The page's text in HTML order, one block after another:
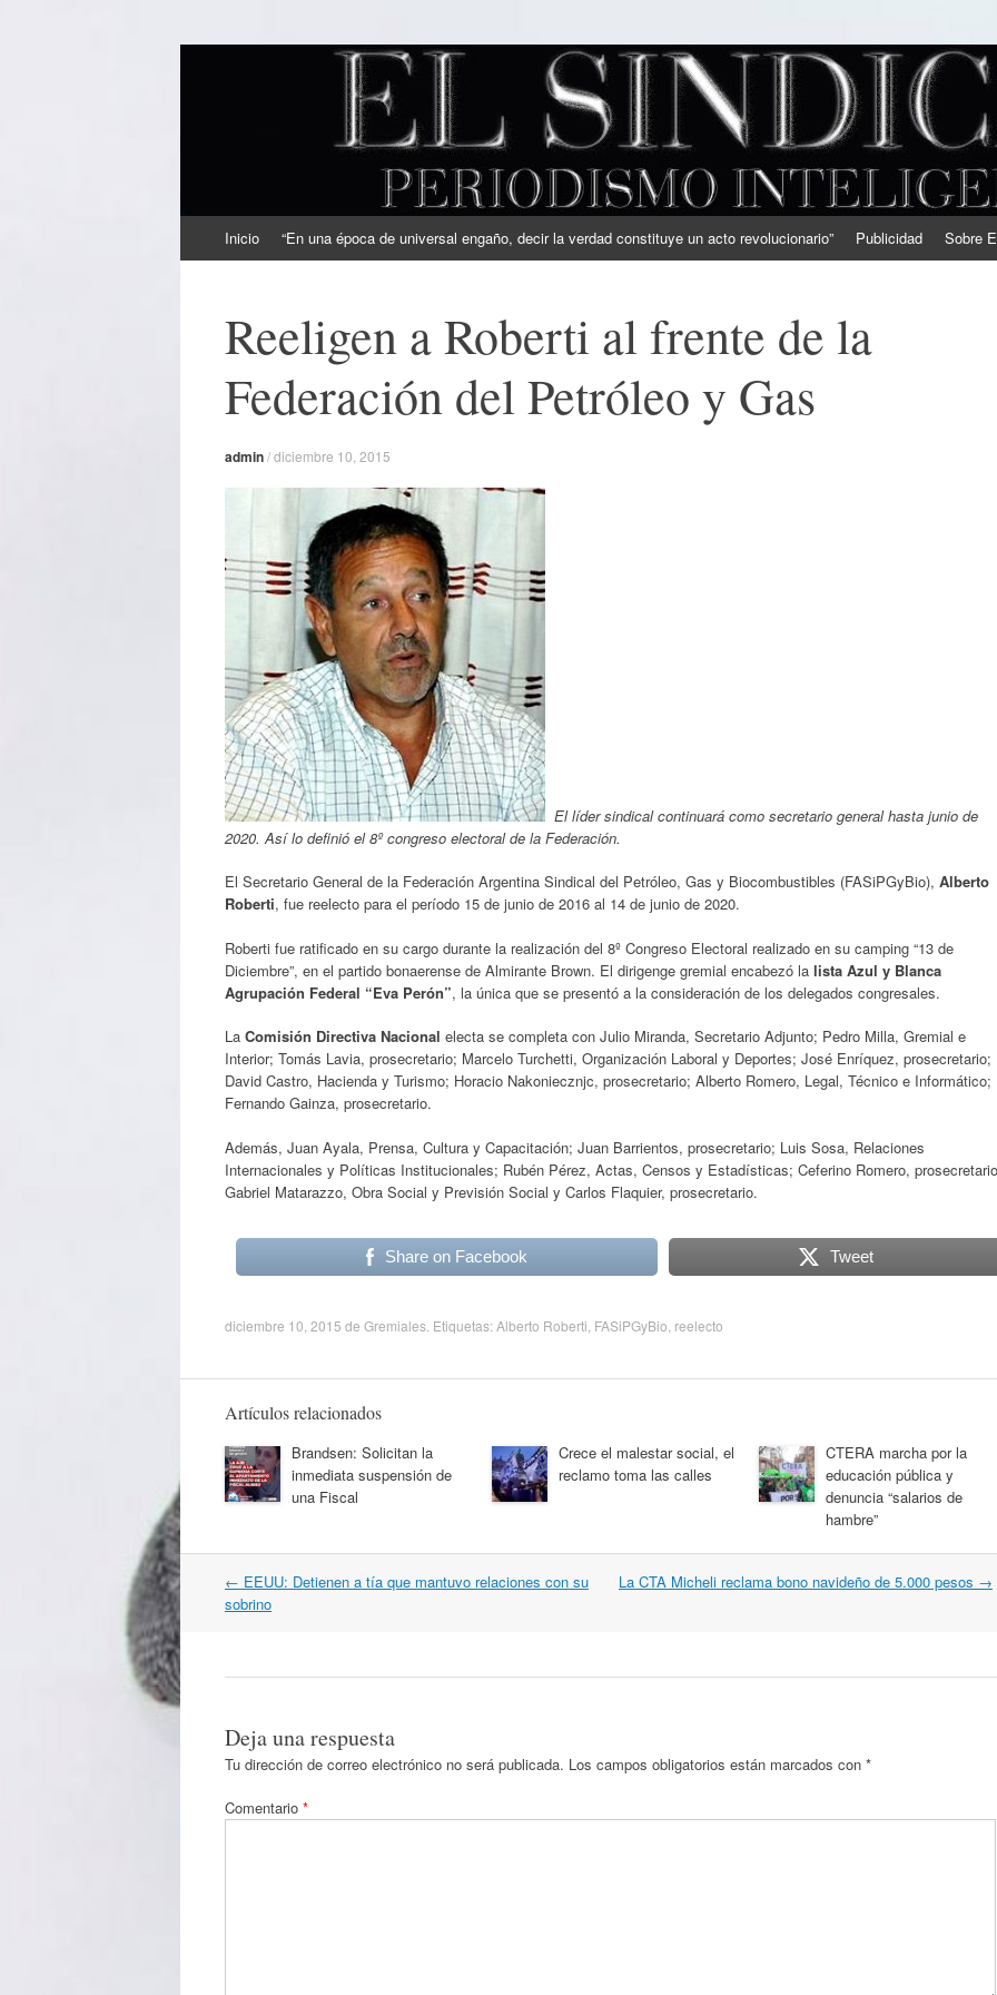
EL SINDICAL
Periodismo Inteligente
al
Inicio “En una época de universal engaño, decir la verdad constituye un acto revolucionario” Publicidad Sobre
Reeligen a Roberti al frente de la
Federación del Petróleo y Gas
admin/diciembre 10, 2015
El líder sindical continuará como secretario general hasta junio de
2020. Así lo definió el 8º congreso electoral de la Federación.
El Secretario General de la Federación Argentina Sindical del Petróleo, Gas y Biocombustibles (FASiPGyBio), Alberto
Roberti, fue reelecto para el período 15 de junio de 2016 al 14 de junio de 2020.
Roberti fue ratificado en su cargo durante la realización del 8º Congreso Electoral realizado en su camping “13 de
Diciembre”, en el partido bonaerense de Almirante Brown. El dirigenge gremial encabezó la lista Azul y Blanca
Agrupación Federal “Eva Perón”, la única que se presentó a la consideración de los delegados congresales.
La Comisión Directiva Nacional electa se completa con Julio Miranda, Secretario Adjunto; Pedro Milla, Gremial e
Interior; Tomás Lavia, prosecretario; Marcelo Turchetti, Organización Laboral y Deportes; José Enríquez, prosecretario;
David Castro, Hacienda y Turismo; Horacio Nakoniecznjc, prosecretario; Alberto Romero, Legal, Técnico e Informático;
Fernando Gainza, prosecretario.
Además, Juan Ayala, Prensa, Cultura y Capacitación; Juan Barrientos, prosecretario; Luis Sosa, Relaciones
Internacionales y Políticas Institucionales; Rubén Pérez, Actas, Censos y Estadísticas; Ceferino Romero,
Gabriel Matarazzo, Obra Social y Previsión Social y Carlos Flaquier, prosecretario.
Share on Facebook Tweet
diciembre 10, 2015 de Gremiales . Etiquetas:Alberto Roberti FASiPGyBio reelecto
Artículos relacionados
Brandsen: Solicitan la
inmediata suspensión de
una Fiscal
Crece el malestar social, el
reclamo toma las calles
CTERA marcha por la
educación pública y
denuncia “salarios de
hambre”
Navegación
por
← EEUU: Detienen a tía que mantuvo relaciones con su
sobrino
La CTA Micheli reclama bono navideño de 5.000 pesos →
Deja una respuesta
Tu dirección de correo electrónico no será publicada. Los campos obligatorios están marcados con *
Comentario *